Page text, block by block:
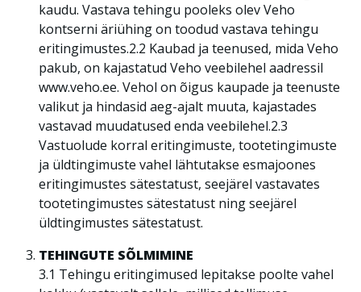
kaudu. Vastava tehingu pooleks olev Veho
kontserni äriühing on toodud vastava tehingu
eritingimustes.2.2 Kaubad ja teenused, mida Veho
pakub, on kajastatud Veho veebilehel aadressil
www.veho.ee. Vehol on õigus kaupade ja teenuste
valikut ja hindasid aeg-ajalt muuta, kajastades
vastavad muudatused enda veebilehel.2.3
Vastuolude korral eritingimuste, tootetingimuste
ja üldtingimuste vahel lähtutakse esmajoones
eritingimustes sätestatust, seejärel vastavates
tootetingimustes sätestatust ning seejärel
üldtingimustes sätestatust.
TEHINGUTE SÕLMIMINE
3.1 Tehingu eritingimused lepitakse poolte vahel